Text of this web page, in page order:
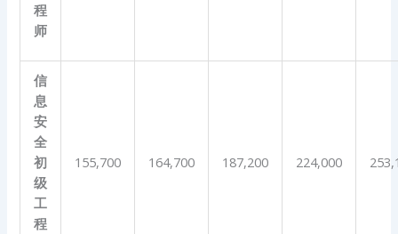
程
师
信
息
安
全
初
级
工
程
155,700 164,700 187,200 224,000